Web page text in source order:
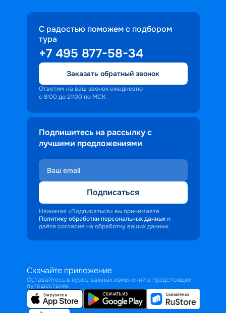
С радостью поможем с подбором
тура
+7 495 877-58-34
Заказать обратный звонок
Ответим на ваш звонок ежедневно
с 8:00 до 21:00 по МСК
Подпишитесь на рассылку с
лучшими предложениями
Подписаться
Нажимая «Подписаться» вы принимаете
Политику обработки персональных данных и
даёте согласие на обработку ваших данных
Скачайте приложение
Оставайтесь в курсе важных изменений в предстоящих
путешествиях